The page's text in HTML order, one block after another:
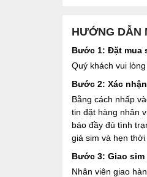
HƯỚNG DẪN
Bước 1: Đặt mua
Quý khách vui
Bước 2: Xác
Bằng cách nhấp
tin đặt hàng nhân
báo đầy đủ tình
giá sim và hẹn thời
Bước 3: Giao
Nhân viên giao